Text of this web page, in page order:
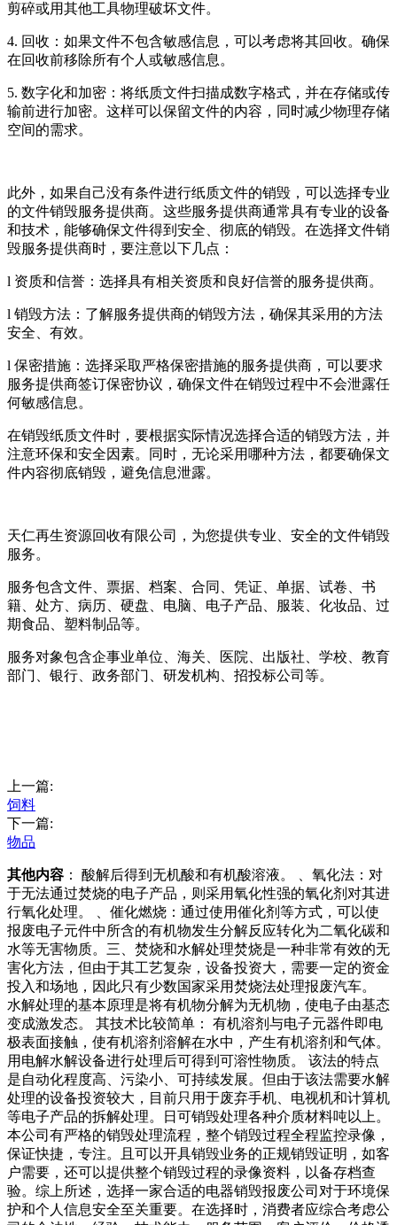
剪碎或用其他工具物理破坏文件。
4. 回收：如果文件不包含敏感信息，可以考虑将其回收。确保
在回收前移除所有个人或敏感信息。
5. 数字化和加密：将纸质文件扫描成数字格式，并在存储或传
输前进行加密。这样可以保留文件的内容，同时减少物理存储
空间的需求。
此外，如果自己没有条件进行纸质文件的销毁，可以选择专业
的文件销毁服务提供商。这些服务提供商通常具有专业的设备
和技术，能够确保文件得到安全、彻底的销毁。在选择文件销
毁服务提供商时，要注意以下几点：
l 资质和信誉：选择具有相关资质和良好信誉的服务提供商。
l 销毁方法：了解服务提供商的销毁方法，确保其采用的方法
安全、有效。
l 保密措施：选择采取严格保密措施的服务提供商，可以要求
服务提供商签订保密协议，确保文件在销毁过程中不会泄露任
何敏感信息。
在销毁纸质文件时，要根据实际情况选择合适的销毁方法，并
注意环保和安全因素。同时，无论采用哪种方法，都要确保文
件内容彻底销毁，避免信息泄露。
天仁再生资源回收有限公司，为您提供专业、安全的文件销毁
服务。
服务包含文件、票据、档案、合同、凭证、单据、试卷、书
籍、处方、病历、硬盘、电脑、电子产品、服装、化妆品、过
期食品、塑料制品等。
服务对象包含企事业单位、海关、医院、出版社、学校、教育
部门、银行、政务部门、研发机构、招投标公司等。
上一篇:
饲料
下一篇:
物品
其他内容 ： 酸解后得到无机酸和有机酸溶液。 、氧化法：对
于无法通过焚烧的电子产品，则采用氧化性强的氧化剂对其进
行氧化处理。 、催化燃烧：通过使用催化剂等方式，可以使
报废电子元件中所含的有机物发生分解反应转化为二氧化碳和
水等无害物质。三、焚烧和水解处理焚烧是一种非常有效的无
害化方法，但由于其工艺复杂，设备投资大，需要一定的资金
投入和场地，因此只有少数国家采用焚烧法处理报废汽车。
水解处理的基本原理是将有机物分解为无机物，使电子由基态
变成激发态。 其技术比较简单： 有机溶剂与电子元器件即电
极表面接触，使有机溶剂溶解在水中，产生有机溶剂和气体。
用电解水解设备进行处理后可得到可溶性物质。 该法的特点
是自动化程度高、污染小、可持续发展。但由于该法需要水解
处理的设备投资较大，目前只用于废弃手机、电视机和计算机
等电子产品的拆解处理。日可销毁处理各种介质材料吨以上。
本公司有严格的销毁处理流程，整个销毁过程全程监控录像，
保证快捷，专注。且可以开具销毁业务的正规销毁证明，如客
户需要，还可以提供整个销毁过程的录像资料，以备存档查
验。综上所述，选择一家合适的电器销毁报废公司对于环境保
护和个人信息安全至关重要。在选择时，消费者应综合考虑公